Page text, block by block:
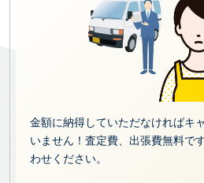
金額に納得していただなければキ
いません！査定費、出張費無料で
わせください。